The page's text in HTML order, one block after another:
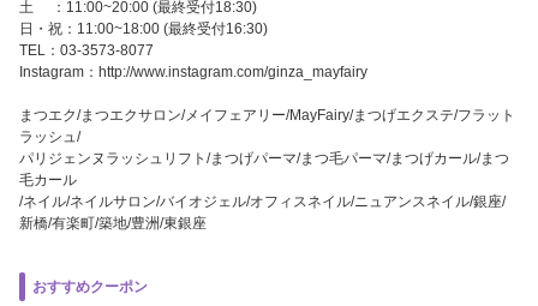
土 ：11:00~20:00 (最終受付18:30)
日・祝：11:00~18:00 (最終受付16:30)
TEL：03-3573-8077
Instagram：http://www.instagram.com/ginza_mayfairy
まつエク/まつエクサロン/メイフェアリー/MayFairy/まつげエクステ/フラット
ラッシュ/
パリジェンヌラッシュリフト/まつげパーマ/まつ毛パーマ/まつげカール/まつ
毛カール
/ネイル/ネイルサロン/バイオジェル/オフィスネイル/ニュアンスネイル/銀座/
新橋/有楽町/築地/豊洲/東銀座
おすすめクーポン